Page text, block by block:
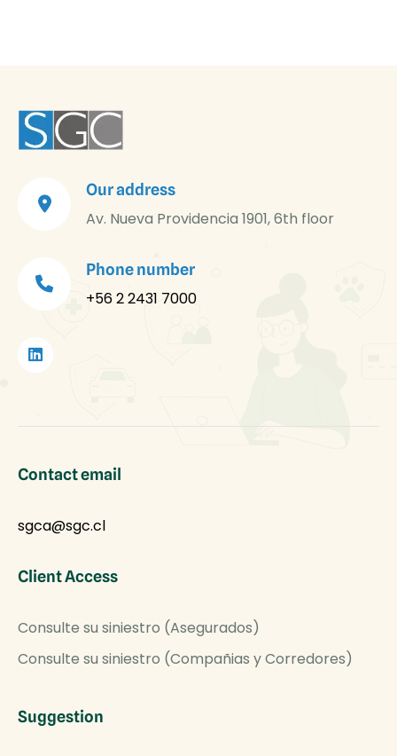
Our address
Av. Nueva Providencia 1901, 6th floor
Phone number
+56 2 2431 7000
Contact email
sgca@sgc.cl
Client Access
Consulte su siniestro (Asegurados)
Consulte su siniestro (Compañias y Corredores)
Suggestion